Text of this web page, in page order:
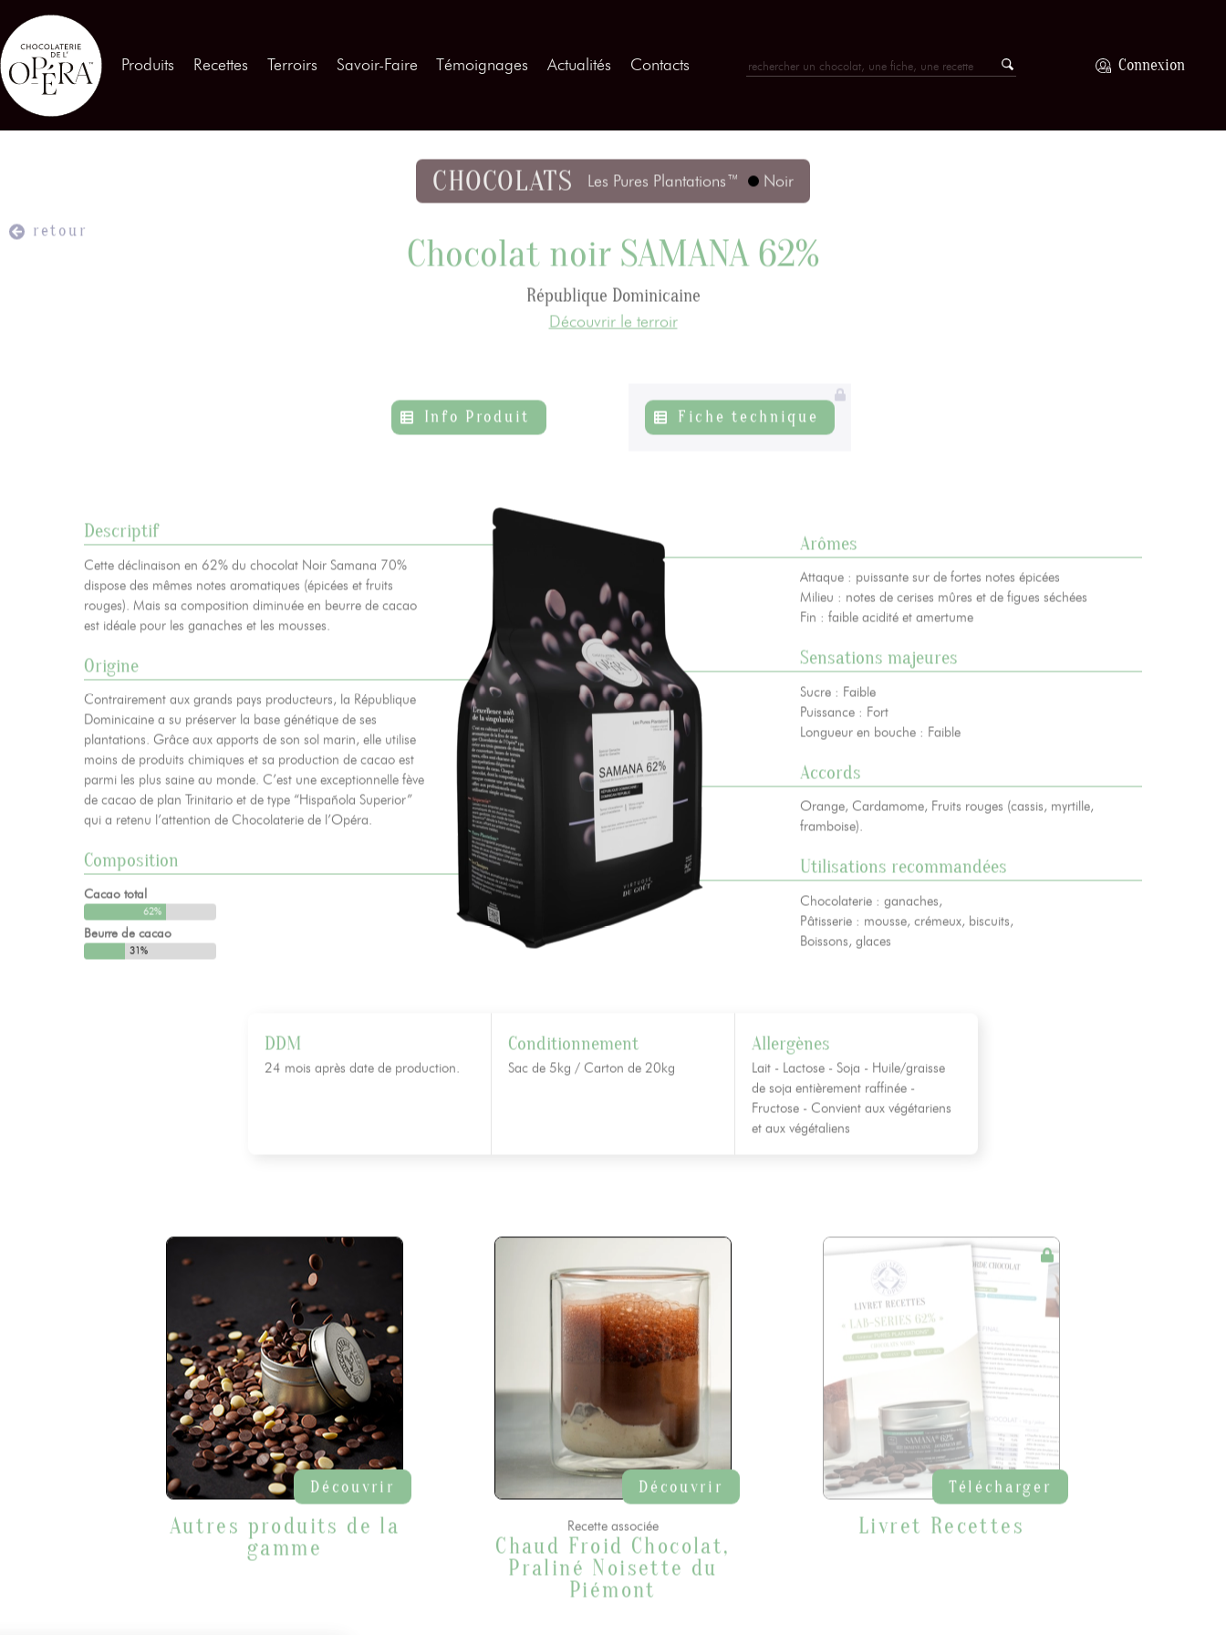
Produits Recettes Terroirs Savoir-Faire Témoignages Actualités Contacts Connexion
Contactez-nous
Mentions légales Gestion des cookies Politique de protection de la vie privée + 33 4 90 87 00 10 info@chocolateriedelopera.com
retour
CHOCOLATS Les Pures Plantations™ Noir
Chocolat noir SAMANA 62%
République Dominicaine
Découvrir le terroir
Info Produit Fiche technique
Descriptif
Cette déclinaison en 62% du chocolat Noir Samana 70%
dispose des mêmes notes aromatiques (épicées et fruits
rouges). Mais sa composition diminuée en beurre de cacao
est idéale pour les ganaches et les mousses.
Origine
Contrairement aux grands pays producteurs, la République
Dominicaine a su préserver la base génétique de ses
plantations. Grâce aux apports de son sol marin, elle utilise
moins de produits chimiques et sa production de cacao est
parmi les plus saine au monde. C’est une exceptionnelle fève
de cacao de plan Trinitario et de type “Hispañola Superior”
qui a retenu l’attention de Chocolaterie de l’Opéra.
Composition
Cacao total
62%
Beurre de cacao
31%
Arômes
Attaque : puissante sur de fortes notes épicées
Milieu : notes de cerises mûres et de figues séchées
Fin : faible acidité et amertume
Sensations majeures
Sucre : Faible
Puissance : Fort
Longueur en bouche : Faible
Accords
Orange, Cardamome, Fruits rouges (cassis, myrtille,
framboise).
Utilisations recommandées
Chocolaterie : ganaches,
Pâtisserie : mousse, crémeux, biscuits,
Boissons, glaces
DDM
24 mois après date de production.
Conditionnement
Sac de 5kg / Carton de 20kg
Allergènes
Lait - Lactose - Soja - Huile/graisse
de soja entièrement raffinée -
Fructose - Convient aux végétariens
et aux végétaliens
Découvrir
Autres produits de la
gamme
Découvrir
Recette associée
Chaud Froid Chocolat,
Praliné Noisette du
Piémont
Télécharger
Livret Recettes